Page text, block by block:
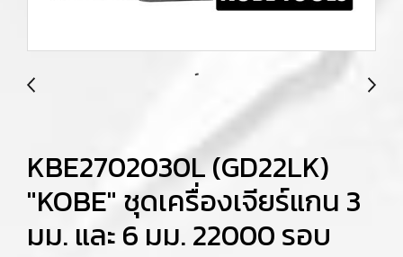
KBE2702030L (GD22LK)
"KOBE" ชุดเครื่องเจียร์แกน 3
มม. และ 6 มม. 22000 รอบ